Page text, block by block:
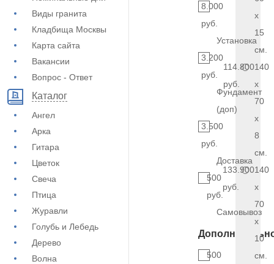
Виды гранита
Кладбища Москвы
Карта сайта
Вакансии
Вопрос - Ответ
Каталог
Ангел
Арка
Гитара
Цветок
Свеча
Птица
Журавли
Голубь и Лебедь
Дерево
Волна
8.000
руб.
Установка
3.200
руб.
Фундамент
(доп)
3.500
руб.
Доставка
500
руб.
Самовывоз
500
x
15
см.
114.800
руб.
140
x
70
x
8
см.
133.900
руб.
140
x
70
x
10
см.